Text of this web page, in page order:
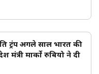
ट्रंप अगले साल भारत की
मंत्री मार्को रुबियो ने दी